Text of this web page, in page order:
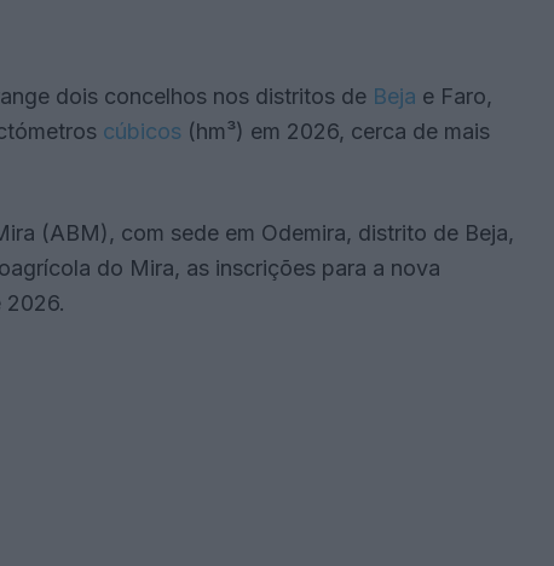
dois concelhos nos distritos de Beja e Faro,
cúbicos (hm³) em 2026, cerca de mais
(ABM), com sede em Odemira, distrito de Beja,
do Mira, as inscrições para a nova
2026.